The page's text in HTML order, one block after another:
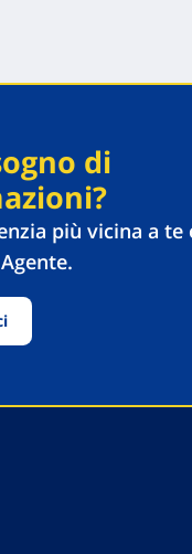
di
più vicina a te